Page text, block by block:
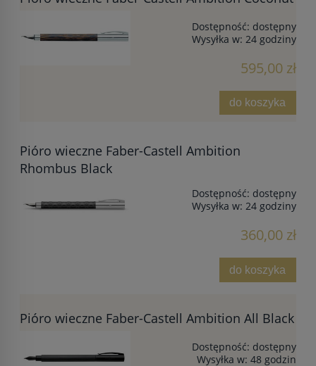
Dostępność: dostępny
Wysyłka w: 24 godziny
595,00 zł
do koszyka
Pióro wieczne Faber-Castell Ambition
Rhombus Black
Dostępność: dostępny
Wysyłka w: 24 godziny
360,00 zł
do koszyka
Pióro wieczne Faber-Castell Ambition All Black
Dostępność: dostępny
Wysyłka w: 48 godzin